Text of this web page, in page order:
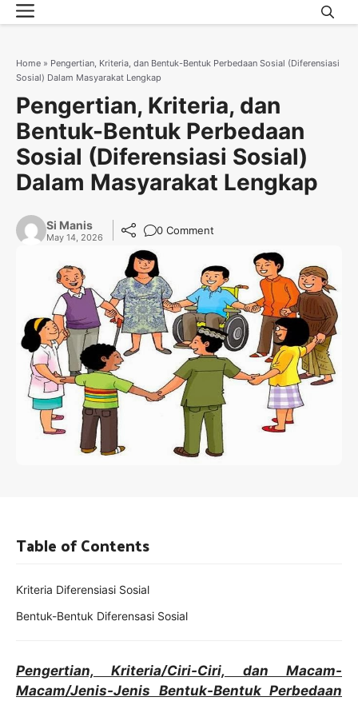
Skip
to
Menu
Home » Pengertian, Kriteria, dan Bentuk-Bentuk Perbedaan Sosial (Diferensiasi
Sosial) Dalam Masyarakat Lengkap
Pengertian, Kriteria, dan
Bentuk-Bentuk Perbedaan
Sosial (Diferensiasi Sosial)
Dalam Masyarakat Lengkap
Si Manis
May 14, 2026
0 Comment
Pengertian, Kriteria/Ciri-Ciri, dan Macam-
Macam/Jenis-Jenis Bentuk-Bentuk Perbedaan
Table of Contents
Kriteria Diferensiasi Sosial
Bentuk-Bentuk Diferensasi Sosial